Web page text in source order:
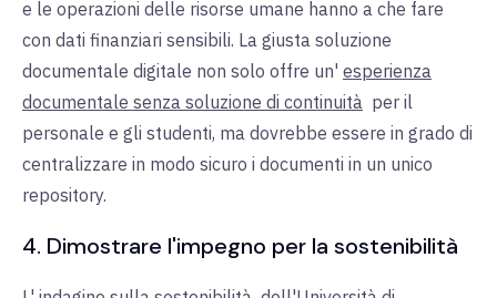
e le operazioni delle risorse umane hanno a che fare
con dati finanziari sensibili. La giusta soluzione
documentale digitale non solo offre un' esperienza
documentale senza soluzione di continuità per il
personale e gli studenti, ma dovrebbe essere in grado di
centralizzare in modo sicuro i documenti in un unico
repository.
4. Dimostrare l'impegno per la sostenibilità